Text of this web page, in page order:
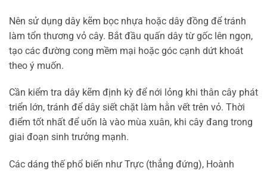
Nên sử dụng dây kẽm bọc nhựa hoặc dây đồng để tránh
làm tổn thương vỏ cây. Bắt đầu quấn dây từ gốc lên ngọn,
tạo các đường cong mềm mại hoặc góc cạnh dứt khoát
theo ý muốn.
Cần kiểm tra dây kẽm định kỳ để nới lỏng khi thân cây phát
triển lớn, tránh để dây siết chặt làm hằn vết trên vỏ. Thời
điểm tốt nhất để uốn là vào mùa xuân, khi cây đang trong
giai đoạn sinh trưởng mạnh.
Các dáng thế phổ biến như Trực (thẳng đứng), Hoành